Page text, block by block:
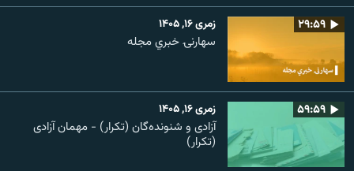
۲۹:۵۹ زمری ۱۶, ۱۴۰۵
سهارنۍ خبري مجله
۵۹:۵۹ زمری ۱۶, ۱۴۰۵
آزادی و شنونده‌گان (تکرار) - مهمان آزادی
(تکرار)